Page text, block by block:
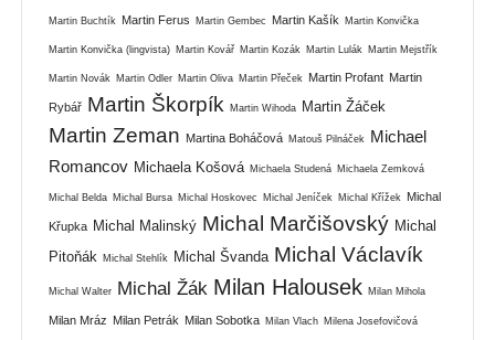
Martin Buchtík Martin Ferus Martin Gembec Martin Kašík Martin Konvička
Martin Konvička (lingvista) Martin Kovář Martin Kozák Martin Lulák Martin Mejstřík
Martin Novák Martin Odler Martin Oliva Martin Přeček Martin Profant Martin
Rybář Martin Škorpík Martin Wihoda Martin Žáček
Martin Zeman Martina Boháčová Matouš Pilnáček
Michael
Romancov Michaela Košová Michaela Studená Michaela Zemková
Michal Belda Michal Bursa Michal Hoskovec Michal Jeníček Michal Křížek Michal
Křupka Michal Malinský Michal Marčišovský Michal
Pitoňák
Michal Stehlík Michal Švanda Michal Václavík
Michal Walter Michal Žák Milan Halousek Milan Mihola
Milan Mráz Milan Petrák Milan Sobotka Milan Vlach Milena Josefovičová